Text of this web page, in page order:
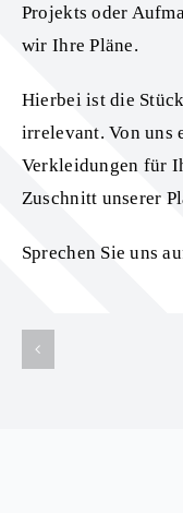
Projekts oder
wir Ihre Pläne.
Hierbei ist die
irrelevant. Von uns
Verkleidungen für
Zuschnitt unserer
Sprechen Sie uns